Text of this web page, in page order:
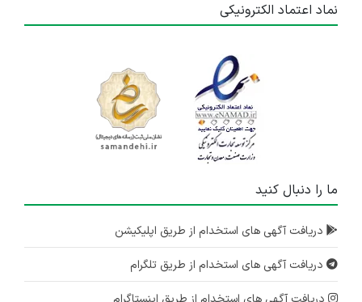
نماد اعتماد الکترونیکی
ما را دنبال کنید
دریافت آگهی های استخدام از طریق اپلیکیشن
دریافت آگهی های استخدام از طریق تلگرام